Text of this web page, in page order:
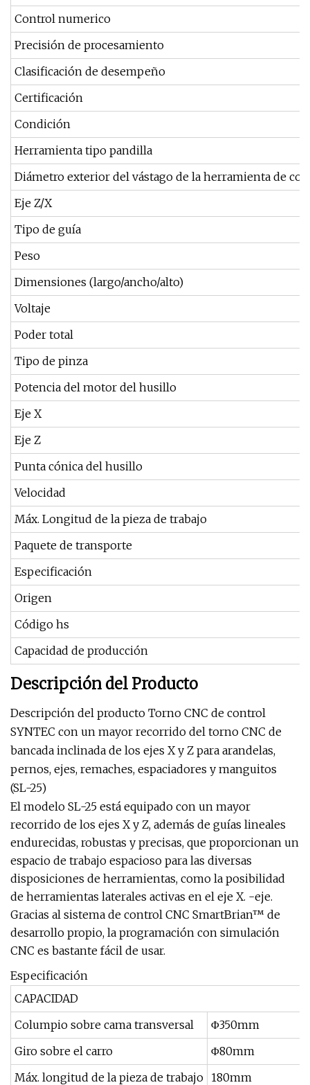
Control numerico
Precisión de procesamiento
Clasificación de desempeño
Certificación
Condición
Herramienta tipo pandilla
Diámetro exterior del vástago de la herramienta de
Eje Z/X
Tipo de guía
Peso
Dimensiones (largo/ancho/alto)
Voltaje
Poder total
Tipo de pinza
Potencia del motor del husillo
Eje X
Eje Z
Punta cónica del husillo
Velocidad
Máx. Longitud de la pieza de trabajo
Paquete de transporte
Especificación
Origen
Código hs
Capacidad de producción
Descripción del Producto
Descripción del producto Torno CNC de control
SYNTEC con un mayor recorrido del torno CNC de
bancada inclinada de los ejes X y Z para arandelas,
pernos, ejes, remaches, espaciadores y manguitos
(SL-25)
El modelo SL-25 está equipado con un mayor
recorrido de los ejes X y Z, además de guías lineales
endurecidas, robustas y precisas, que proporcionan un
espacio de trabajo espacioso para las diversas
disposiciones de herramientas, como la posibilidad
de herramientas laterales activas en el eje X. -eje.
Gracias al sistema de control CNC SmartBrian™ de
desarrollo propio, la programación con simulación
CNC es bastante fácil de usar.
Especificación
CAPACIDAD
Columpio sobre cama transversal
Φ350mm
Giro sobre el carro
Φ80mm
Máx. longitud de la pieza de trabajo 180mm